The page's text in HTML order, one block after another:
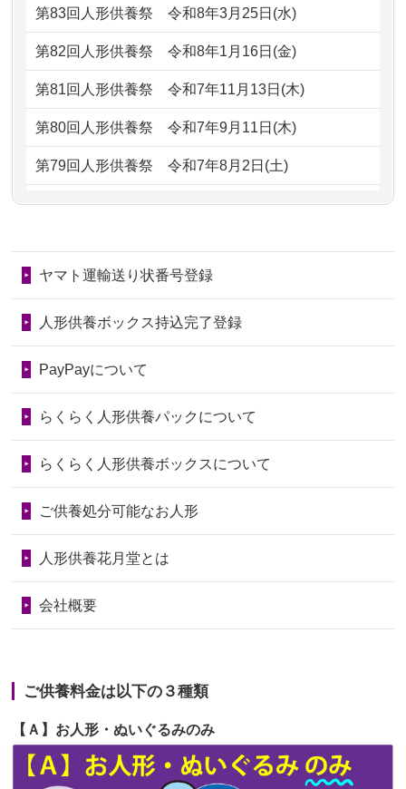
2026/06/30 長年大事にしてきた雛人形です、供養
していただ...
2026/06/29ガラスケースのまま引き取ってくださ
子どもの頃、妹と一緒にお雛様を出し
ました。お...
ので、お願...
2026/06/28以前和人形やぬいぐるみを供養いただ
いたことが...
の回りの物...
2026/06/28人形たちに これまで本当にありがとう
2026/06/24今は亡き両親が孫（私の子供）の初節
句に贈って...
2026/06/23ありがとうね
の祖父母か...
2026/06/20
雛人形をお道具も含め一式で引き取っ
てくださる...
供養が終わったお人形以外はどうして
るのですか？
しょうか？
2024/01/04ガラスケースは外しても良いですか？
第83回人形供養祭令和8年3月25日(水)
第82回人形供養祭令和8年1月16日(金)
第81回人形供養祭令和7年11月13日(木)
第80回人形供養祭令和7年9月11日(木)
第79回人形供養祭令和7年8月2日(土)
第78回人形供養祭令和7年6月20日(金)
第76回人形供養祭令和7年2月28日(金)
第75回人形供養祭令和7年1月17日(金)
第73回人形供養祭令和6年10月17日(木)
第71回人形供養祭令和6年8月1日(木)
第70回人形供養祭令和6年6月21日(金)
第68回人形供養祭令和6年3月22日(金)
第65回人形供養祭令和5年11月09日(木)
第64回人形供養祭令和5年9月21日(木)
第63回人形供養祭 令和5年8月1日(火)
ヤマト運輸送り状番号登録
人形供養ボックス持込完了登録
PayPayについて
らくらく人形供養パックについて
らくらく人形供養ボックスについて
ご供養処分可能なお人形
人形供養花月堂とは
会社概要
ご供養料金は以下の３種類
【Ａ】お人形・ぬいぐるみのみ